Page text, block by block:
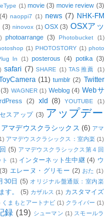
(1) movie (3) movie review (3)
(4) naoppi7 (1) news (7) NHK-FM
(3) ninovox (1) OSX (3) OSXアッ
photoarrange (3) Photobucket
(1)
(1) PHOTOSTORY (1) photo
In (1) posterous (4) potika (3)
safari (7) SHARE (1) TAS推薦
(1)
(11) tumblr (2) Twitter
(3) WAGNER (1) Weblog (4) Webサ
(2) xld (8) YOUTUBE (1)
スアップ (3) アップデー
アマデウスクラシックス (6) アマ
アマデウスクラシックス：室内楽 (1)
(5) アマデウスクラシックス第４回
(1) インターネット生中継 (4) ウ
(3) エレーヌ・グリモー (2) おた (1)
30日 (5) オリジナル盤通販：室内楽
す。 (5) カザルス (1) カスタマイズ
くまもとアートナビ (1) クライバー (1)
録 (19) シューマン (1) スモールラ